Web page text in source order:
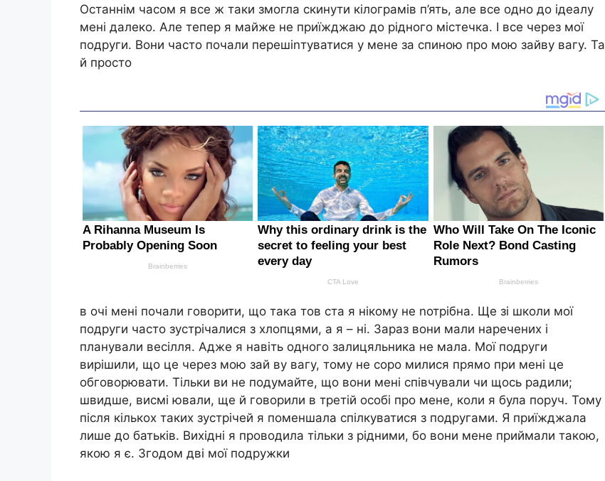
Останнім часом я все ж таки змогла скинути кілограмів п’ять, але все одно до ідеалу
мені далеко. Але тепер я майже не приїжджаю до рідного містечка. І все через мої
подруги. Вони часто почали перешіnтуватися у мене за спиною про мою зайву вагу. Та
й просто
в очі мені почали говорити, що така тов ста я нікому не nотрібна. Ще зі школи мої
подруги часто зустрічалися з хлопцями, а я – ні. Зараз вони мали наречених і
планували весілля. Адже я навіть одного залицяльника не мала. Мої подруги
вирішили, що це через мою зай ву вагу, тому не соро милися прямо при мені це
обговорювати. Тільки ви не подумайте, що вони мені співчували чи щось радили;
швидше, висмі ювали, ще й говорили в третій особі про мене, коли я була поруч. Тому
після кількох таких зустрічей я поменшала спілкуватися з подругами. Я приїжджала
лише до батьків. Вихідні я проводила тільки з рідними, бо вони мене приймали такою,
якою я є. Згодом дві мої подружки